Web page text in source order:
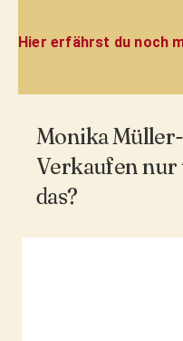
Hier erfährst du noch
Monika
Verkaufen nur
das?